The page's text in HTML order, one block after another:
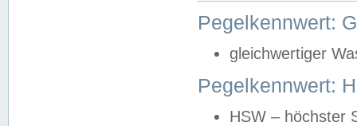
Pegelkennwert:
gleichwertiger
Pegelkennwert:
HSW – höchster